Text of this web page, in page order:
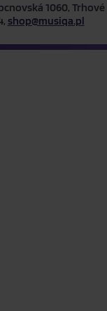
1060, Trhové
shop@musiqa.pl